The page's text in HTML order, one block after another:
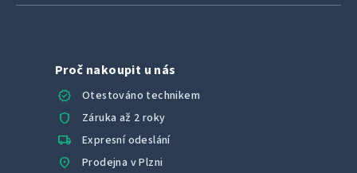
Proč nakoupit u nás
verified
Otestováno technikem
shield Záruka až 2 roky
local_shipping Expresní odeslání
location_on Prodejna v Plzni